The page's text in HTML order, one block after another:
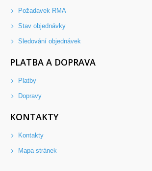
Požadavek RMA
Stav objednávky
Sledování objednávek
PLATBA A DOPRAVA
Platby
Dopravy
KONTAKTY
Kontakty
Mapa stránek